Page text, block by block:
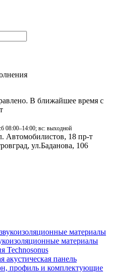
В ближайшее время с
08:00–14:00; вс: выходной
Автомобилистов, 18 пр-т
ул.Баданова, 106
материалы
Technosonus
акустическая панель